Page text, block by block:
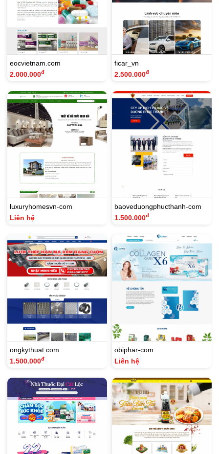
eocvietnam.com
2.000.000đ
ficar_vn
2.500.000đ
luxuryhomesvn-com
Liên hệ
baoveduongphucthanh-com
1.500.000đ
ongkythuat.com
1.500.000đ
obiphar-com
Liên hệ